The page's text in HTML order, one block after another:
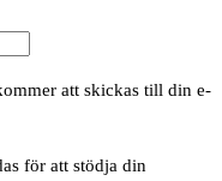
att skickas till din e-
för att stödja din